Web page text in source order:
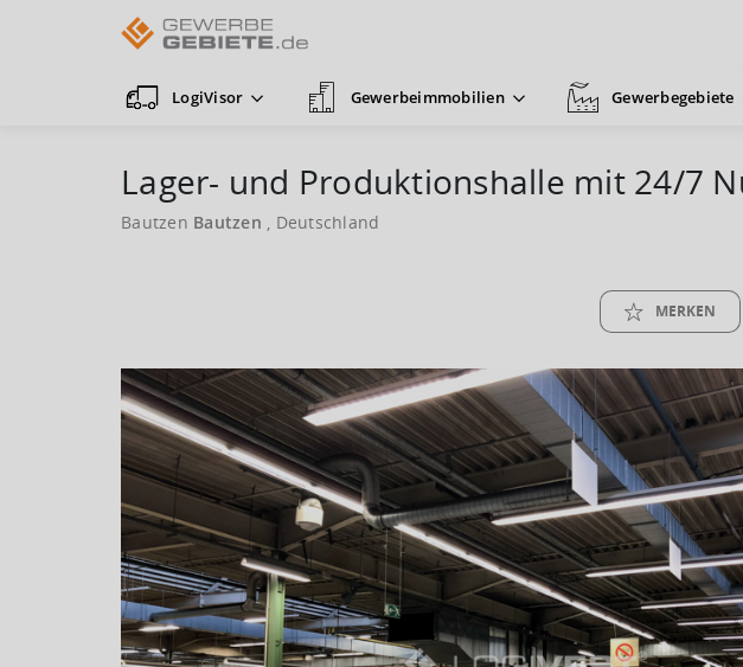
LogiVisor Gewerbeimmobilien Gewerbegebiete
Lager- und Produktionshalle mit 24/7
Bautzen Bautzen , Deutschland
MERKEN